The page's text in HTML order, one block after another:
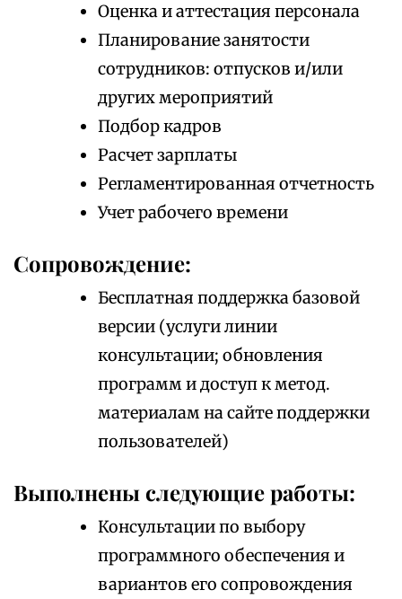
Оценка и аттестация персонала
Планирование занятости
сотрудников: отпусков и/или
других мероприятий
Подбор кадров
Расчет зарплаты
Регламентированная отчетность
Учет рабочего времени
Сопровождение:
Бесплатная поддержка базовой
версии (услуги линии
консультации; обновления
программ и доступ к метод.
материалам на сайте поддержки
пользователей)
Выполнены следующие работы:
Консультации по выбору
программного обеспечения и
вариантов его сопровождения